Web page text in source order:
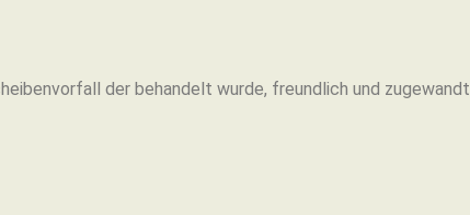
der behandelt wurde, freundlich und zugewandt